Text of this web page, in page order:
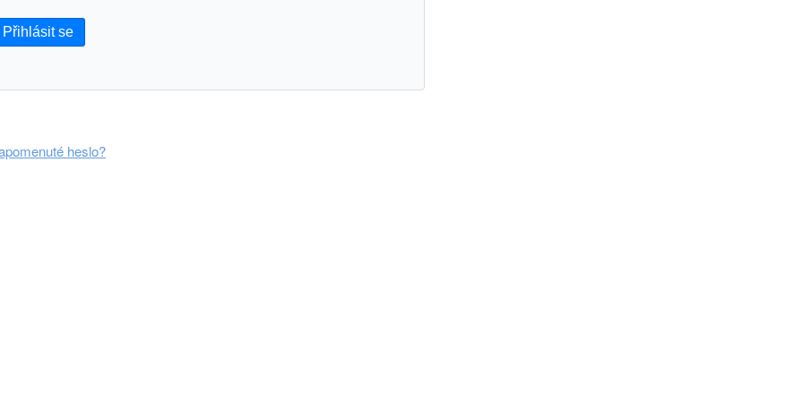
Přihlásit se
heslo?